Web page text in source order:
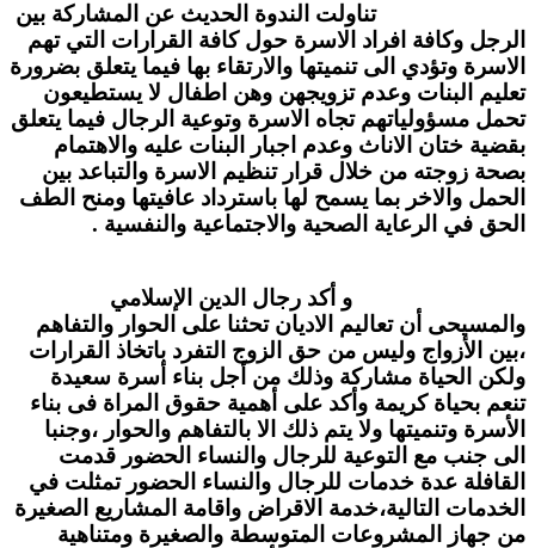
تناولت الندوة الحديث عن المشاركة بين
الرجل وكافة افراد الاسرة حول كافة القرارات التي تهم
الاسرة وتؤدي الى تنميتها والارتقاء بها فيما يتعلق بضرورة
تعليم البنات وعدم تزويجهن وهن اطفال لا يستطيعون
تحمل مسؤولياتهم تجاه الاسرة وتوعية الرجال فيما يتعلق
بقضية ختان الاناث وعدم اجبار البنات عليه والاهتمام
بصحة زوجته من خلال قرار تنظيم الاسرة والتباعد بين
الحمل والاخر بما يسمح لها باسترداد عافيتها ومنح الطف
الحق في الرعاية الصحية والاجتماعية والنفسية .
و أكد رجال الدين الإسلامي
والمسيحى أن تعاليم الاديان تحثنا على الحوار والتفاهم
،بين الأزواج وليس من حق الزوج التفرد باتخاذ القرارات
ولكن الحياة مشاركة وذلك من أجل بناء أسرة سعيدة
تنعم بحياة كريمة وأكد على أهمية حقوق المراة فى بناء
الأسرة وتنميتها ولا يتم ذلك الا بالتفاهم والحوار ،وجنبا
الى جنب مع التوعية للرجال والنساء الحضور قدمت
القافلة عدة خدمات للرجال والنساء الحضور تمثلت في
الخدمات التالية،خدمة الاقراض واقامة المشاريع الصغيرة
من جهاز المشروعات المتوسطة والصغيرة ومتناهية